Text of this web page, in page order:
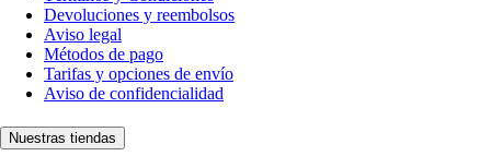
Devoluciones y reembolsos
Aviso legal
Métodos de pago
Tarifas y opciones de envío
Aviso de confidencialidad
Nuestras tiendas